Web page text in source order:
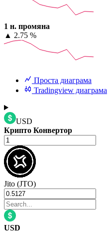
1 н. промяна
▲ 2.75 %
Проста диаграма
Tradingview диаграма
USD
Крипто Конвертор
Jito (JTO)
USD